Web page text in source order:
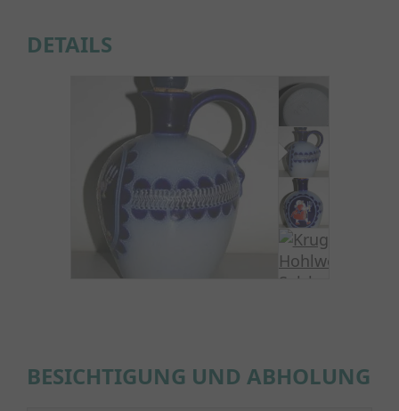
DETAILS
BESICHTIGUNG UND ABHOLUNG